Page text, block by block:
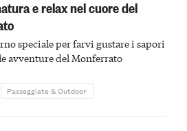
e relax nel cuore del
speciale per farvi gustare i sapori
avventure del Monferrato
Passeggiate & Outdoor